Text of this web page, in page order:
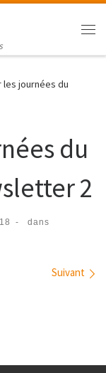
les journées du
du
2
-
dans
Suivant